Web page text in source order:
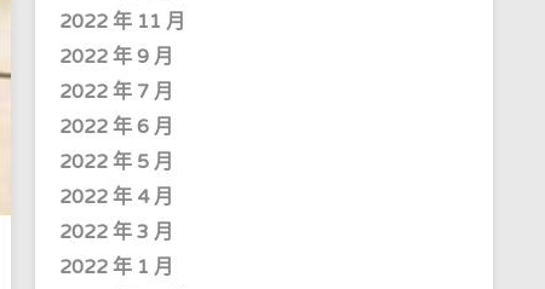
2022 年 11 月
2022 年 9 月
2022 年 7 月
2022 年 6 月
2022 年 5 月
2022 年 4 月
2022 年 3 月
2022 年 1 月